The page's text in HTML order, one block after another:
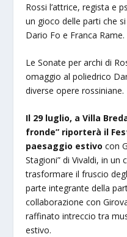
Rossi l’attrice, regista e
un gioco delle parti che
Dario Fo e Franca Rame.
Le Sonate per archi di
omaggio al poliedrico
diverse opere rossiniane.
Il 29 luglio, a Villa
fronde” riporterà il
paesaggio estivocon
Stagioni” di Vivaldi, in
trasformare il fruscio
parte integrante della
collaborazione con
raffinato intreccio tra
estivo.